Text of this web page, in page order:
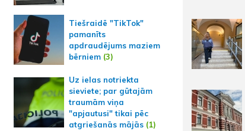
Tiešraidē "TikTok"
pamanīts
apdraudējums maziem
bērniem(3)
Uz ielas notriekta
sieviete; par gūtajām
traumām viņa
"apjautusi" tikai pēc
atgriešanās mājās(1)